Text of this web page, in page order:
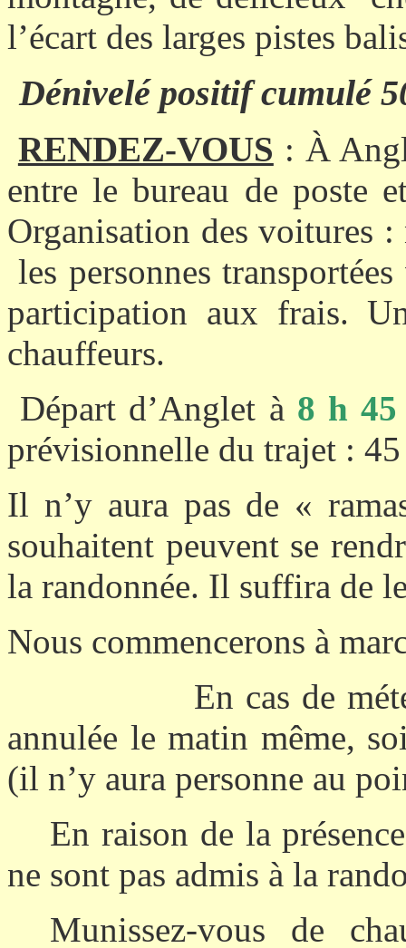
l’écart des larges pistes
Dénivelé positif cumulé
RENDEZ-VOUS : À
entre le bureau de poste
Organisation des voitures :
les personnes
participation aux frais.
chauffeurs.
Départ d’Anglet à 8 h 45
prévisionnelle du trajet :
Il n’y aura pas de «
souhaitent peuvent se
la randonnée. Il suffira de
Nous commencerons à
En cas de
annulée le matin même,
(il n’y aura personne au
En raison de la
ne sont pas admis à la
Munissez-vous de